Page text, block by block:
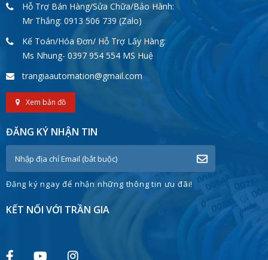
Hỗ Trợ Bán Hàng/Sửa Chữa/Bảo Hành:
Mr Thắng: 0913 506 739 (Zalo)
Kế Toán/Hóa Đơn/ Hỗ Trợ Lấy Hàng:
Ms Nhung- 0397 954 554 MS Huệ
trangiaautomation@gmail.com
Xem bản đồ
ĐĂNG KÝ NHẬN TIN
Đăng ký ngay để nhận những thông tin ưu đãi!
KẾT NỐI VỚI TRẦN GIA